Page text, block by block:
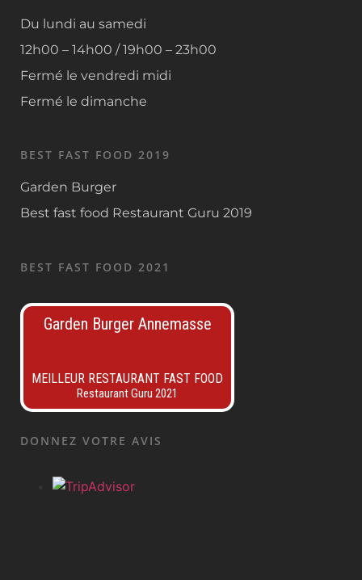
Du lundi au samedi
12h00 – 14h00 / 19h00 – 23h00
Fermé le vendredi midi
Fermé le dimanche
BEST FAST FOOD 2019
Garden Burger
Best fast food Restaurant Guru 2019
BEST FAST FOOD 2021
Garden Burger Annemasse
MEILLEUR RESTAURANT FAST FOOD
Restaurant Guru 2021
DONNEZ VOTRE AVIS